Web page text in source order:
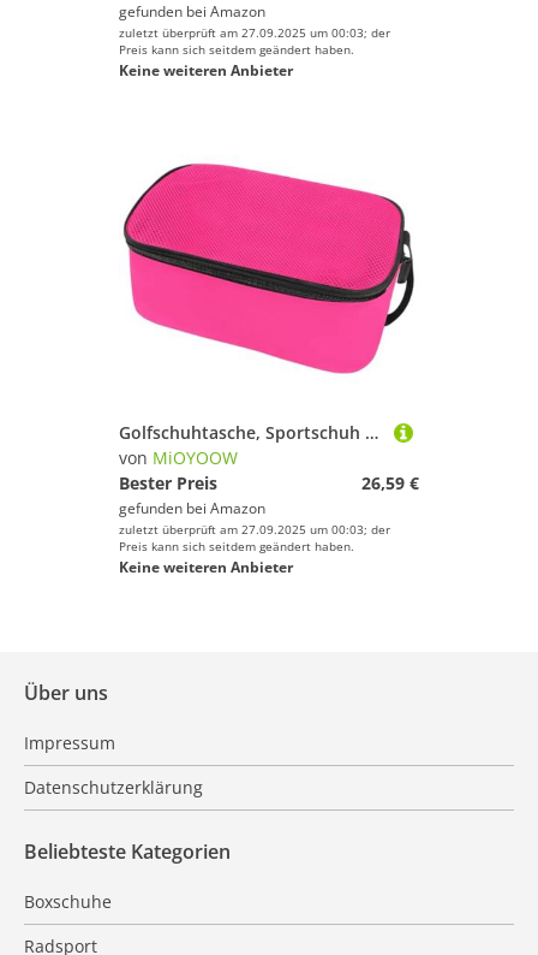
gefunden bei Amazon
zuletzt überprüft am 27.09.2025 um 00:03; der
Preis kann sich seitdem geändert haben.
Keine weiteren Anbieter
Golfschuhtasche, Sportschuh Tragetaschen mit Belüftung, Tragbarer Sportschuhtasche für Reisen, Sport, Damen und Herren
von MiOYOOW
Bester Preis
26,59 €
gefunden bei Amazon
zuletzt überprüft am 27.09.2025 um 00:03; der
Preis kann sich seitdem geändert haben.
Keine weiteren Anbieter
Über uns
Impressum
Datenschutzerklärung
Beliebteste Kategorien
Boxschuhe
Radsport